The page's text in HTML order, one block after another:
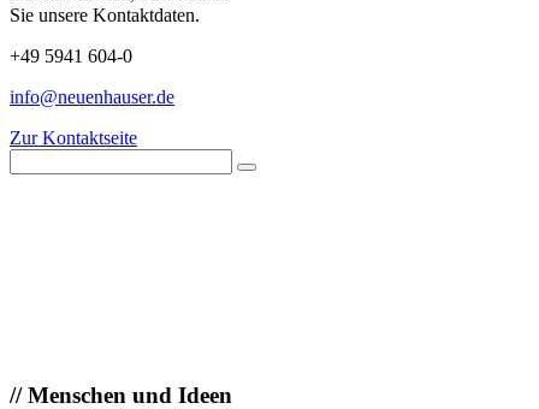
Sie unsere Kontaktdaten.
+49 5941 604-0
info@neuenhauser.de
Zur Kontaktseite
//Menschen und Ideen